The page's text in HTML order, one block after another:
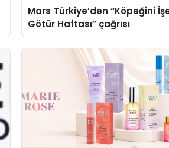
Mars Türkiye’den “Köpeğini
Götür Haftası” çağrısı